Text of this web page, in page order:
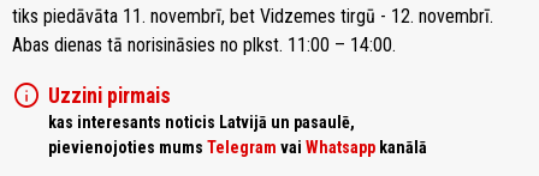
tiks piedāvāta 11. novembrī, bet Vidzemes tirgū - 12. novembrī.
Abas dienas tā norisināsies no plkst. 11:00 – 14:00.
info Uzzini pirmais
kas interesants noticis Latvijā un pasaulē,
pievienojoties mums Telegram vai Whatsapp kanālā